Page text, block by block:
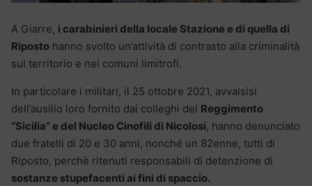
A Giarre, i carabinieri della locale Stazione e di quella di
Riposto hanno svolto un’attività di contrasto alla criminalità
sul territorio e nei comuni limitrofi.
In particolare i militari, il 25 ottobre 2021, avvalsisi
dell’ausilio loro fornito dai colleghi del Reggimento
“Sicilia” e del Nucleo Cinofili di Nicolosi, hanno denunciato
due fratelli di 20 e 30 anni, nonché un 82enne, tutti di
Riposto, perchè ritenuti responsabili di detenzione di
sostanze stupefacenti ai fini di spaccio.